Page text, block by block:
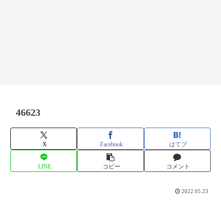
46623
X Facebook はてブ
LINE コピー コメント
2022.05.23